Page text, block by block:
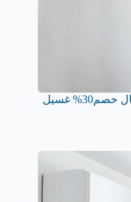
أفضل شركة تنظيف مكيفات بتبوك 35 ريال خصم30% غسيل